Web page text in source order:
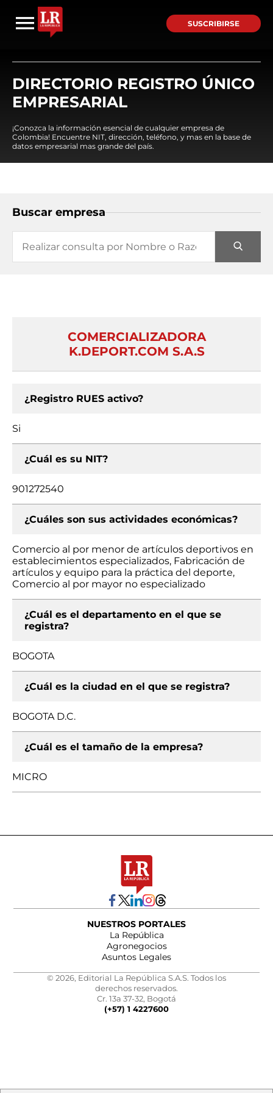
SUSCRIBIRSE
DIRECTORIO REGISTRO ÚNICO
EMPRESARIAL
¡Conozca la información esencial de cualquier empresa de
Colombia! Encuentre NIT, dirección, teléfono, y mas en la base de
datos empresarial mas grande del país.
Buscar empresa
COMERCIALIZADORA
K.DEPORT.COM S.A.S
¿Registro RUES activo?
Si
¿Cuál es su NIT?
901272540
¿Cuáles son sus actividades económicas?
Comercio al por menor de artículos deportivos en
establecimientos especializados, Fabricación de
artículos y equipo para la práctica del deporte,
Comercio al por mayor no especializado
¿Cuál es el departamento en el que se
registra?
BOGOTA
¿Cuál es la ciudad en el que se registra?
BOGOTA D.C.
¿Cuál es el tamaño de la empresa?
MICRO
NUESTROS PORTALES
La República
Agronegocios
Asuntos Legales
© 2026, Editorial La República S.A.S. Todos los
derechos reservados.
Cr. 13a 37-32, Bogotá
(+57) 1 4227600